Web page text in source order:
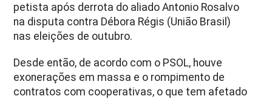
petista após derrota do aliado Antonio Rosalvo
na disputa contra Débora Régis (União Brasil)
nas eleições de outubro.
Desde então, de acordo com o PSOL, houve
exonerações em massa e o rompimento de
contratos com cooperativas, o que tem afetado